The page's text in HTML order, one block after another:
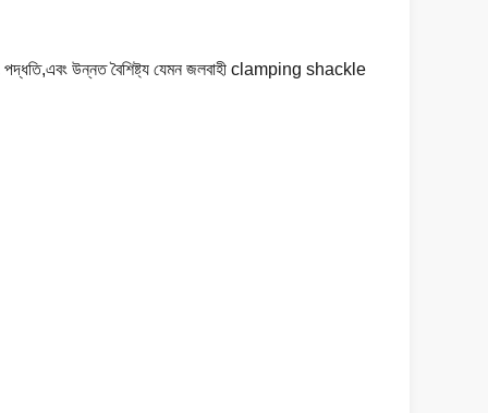
পদ্ধতি,এবং উন্নত বৈশিষ্ট্য যেমন জলবাহী clamping shackle